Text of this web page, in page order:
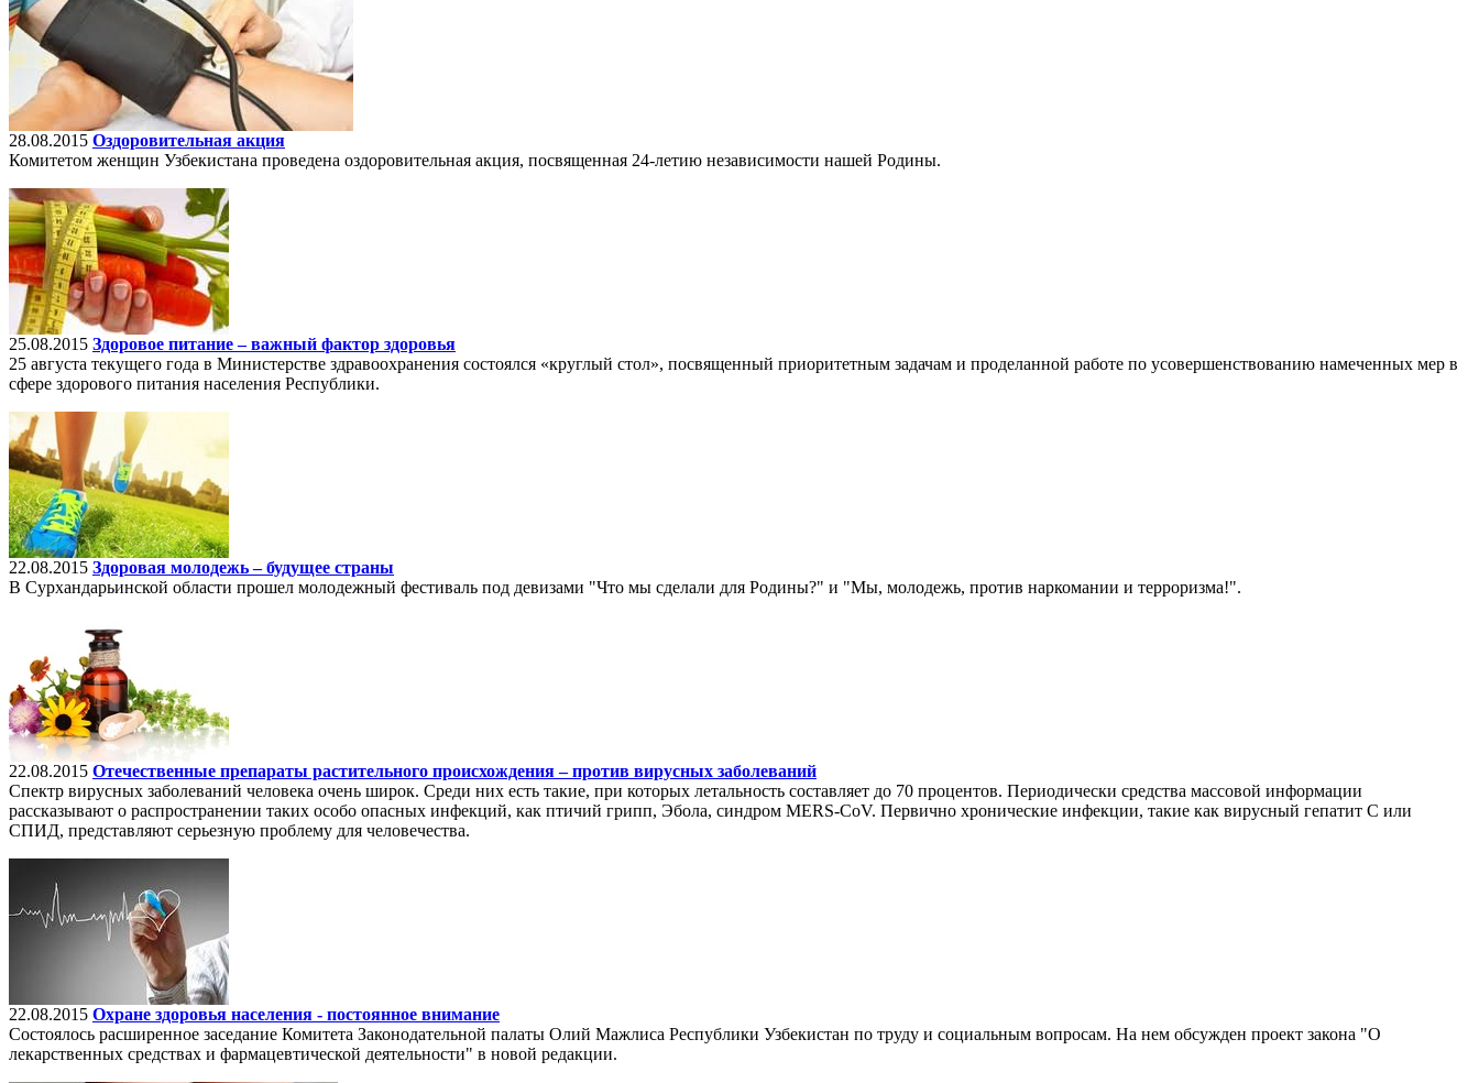
28.08.2015 Оздоровительная акция
Комитетом женщин Узбекистана проведена оздоровительная акция, посвященная 24-летию независимости нашей Родины.
25.08.2015 Здоровое питание – важный фактор здоровья
25 августа текущего года в Министерстве здравоохранения состоялся «круглый стол», посвященный приоритетным задачам и проделанной работе по усовершенствованию намеченных мер в
сфере здорового питания населения Республики.
22.08.2015 Здоровая молодежь – будущее страны
В Сурхандарьинской области прошел молодежный фестиваль под девизами "Что мы сделали для Родины?" и "Мы, молодежь, против наркомании и терроризма!".
22.08.2015 Отечественные препараты растительного происхождения – против вирусных заболеваний
Спектр вирусных заболеваний человека очень широк. Среди них есть такие, при которых летальность составляет до 70 процентов. Периодически средства массовой информации
рассказывают о распространении таких особо опасных инфекций, как птичий грипп, Эбола, синдром MERS-CoV. Первично хронические инфекции, такие как вирусный гепатит С или
СПИД, представляют серьезную проблему для человечества.
22.08.2015 Охране здоровья населения - постоянное внимание
Состоялось расширенное заседание Комитета Законодательной палаты Олий Мажлиса Республики Узбекистан по труду и социальным вопросам. На нем обсужден проект закона "О
лекарственных средствах и фармацевтической деятельности" в новой редакции.